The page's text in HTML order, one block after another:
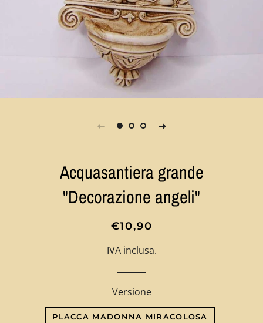
Acquasantiera grande
"Decorazione angeli"
Prezzo
listino
Prezzo
€10,90
IVA inclusa.
Versione
PLACCA MADONNA MIRACOLOSA